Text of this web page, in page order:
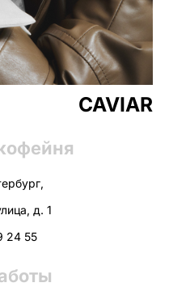
CAVIAR
д. 1
24 55